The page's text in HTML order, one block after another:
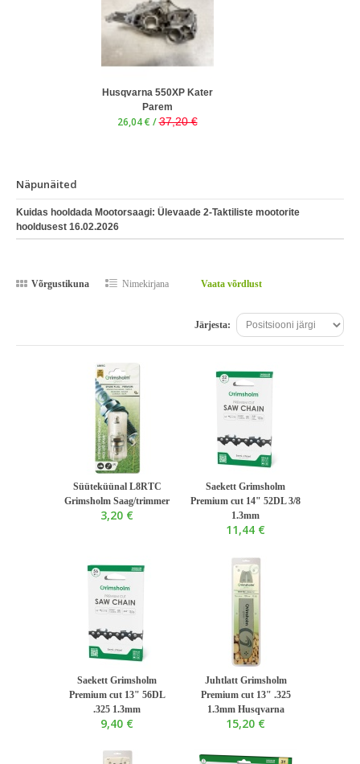
Husqvarna 550XP Kater
Parem
26,04 € /37,20 €
Näpunäited
Kuidas hooldada Mootorsaagi: Ülevaade 2-Taktiliste mootorite
hooldusest 16.02.2026
Võrgustikuna Nimekirjana Vaata võrdlust
Järjesta:
Süüteküünal L8RTC
Grimsholm Saag/trimmer
3,20 €
Saekett Grimsholm
Premium cut 14" 52DL 3/8
1.3mm
11,44 €
Saekett Grimsholm
Premium cut 13" 56DL
.325 1.3mm
9,40 €
Juhtlatt Grimsholm
Premium cut 13" .325
1.3mm Husqvarna
15,20 €